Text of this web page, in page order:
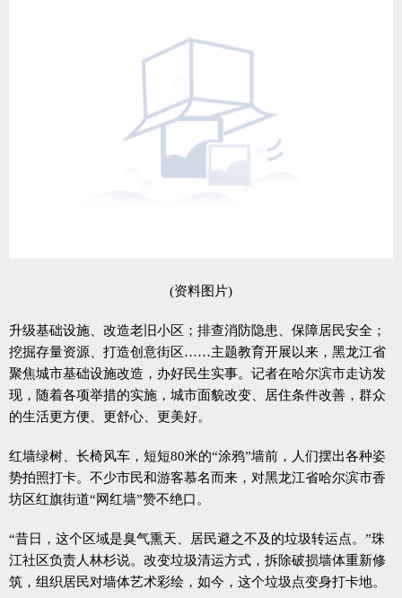
(资料图片)
升级基础设施、改造老旧小区；排查消防隐患、保障居民安全；
挖掘存量资源、打造创意街区……主题教育开展以来，黑龙江省
聚焦城市基础设施改造，办好民生实事。记者在哈尔滨市走访发
现，随着各项举措的实施，城市面貌改变、居住条件改善，群众
的生活更方便、更舒心、更美好。
红墙绿树、长椅风车，短短80米的“涂鸦”墙前，人们摆出各种姿
势拍照打卡。不少市民和游客慕名而来，对黑龙江省哈尔滨市香
坊区红旗街道“网红墙”赞不绝口。
“昔日，这个区域是臭气熏天、居民避之不及的垃圾转运点。”珠
江社区负责人林杉说。改变垃圾清运方式，拆除破损墙体重新修
筑，组织居民对墙体艺术彩绘，如今，这个垃圾点变身打卡地。